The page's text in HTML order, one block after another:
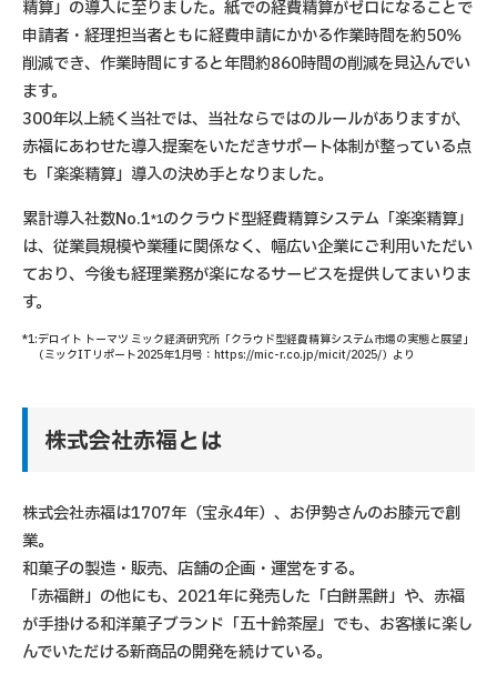
精算」の導入に至りました。紙での経費精算がゼロになることで
申請者・経理担当者ともに経費申請にかかる作業時間を約50％
削減でき、作業時間にすると年間約860時間の削減を見込んでい
ます。
300年以上続く当社では、当社ならではのルールがありますが、
赤福にあわせた導入提案をいただきサポート体制が整っている点
も「楽楽精算」導入の決め手となりました。
累計導入社数No.1*1のクラウド型経費精算システム「楽楽精算」
は、従業員規模や業種に関係なく、幅広い企業にご利用いただい
ており、今後も経理業務が楽になるサービスを提供してまいりま
す。
*1:デロイト トーマツ ミック経済研究所「クラウド型経費精算システム市場の実態と展望」
（ミックITリポート2025年1月号：https://mic-r.co.jp/micit/2025/）より
株式会社赤福とは
株式会社赤福は1707年（宝永4年）、お伊勢さんのお膝元で創
業。
和菓子の製造・販売、店舗の企画・運営をする。
「赤福餅」の他にも、2021年に発売した「白餅黑餅」や、赤福
が手掛ける和洋菓子ブランド「五十鈴茶屋」でも、お客様に楽し
んでいただける新商品の開発を続けている。